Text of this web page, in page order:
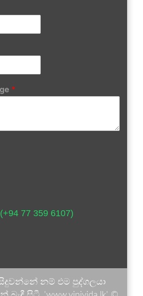
*
77 359 6107)
නම් එම පුද්ගලයා